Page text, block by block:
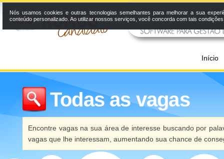
Início
Todas as vagas
Encontre vagas na sua área de interesse buscando por
vagas que lhe interessam, aumentando sua chance de
Nós usamos cookies e outras tecnologias semelhantes para melhorar a sua
conteúdo personalizado. Ao utilizar nossos serviços, você concorda com tais